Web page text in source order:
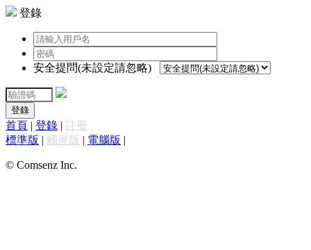
登錄
安全提問(未設定請忽略)
登錄
首頁 | 登錄 | 註冊
標準版 | 觸屏版 | 電腦版 |
© Comsenz Inc.